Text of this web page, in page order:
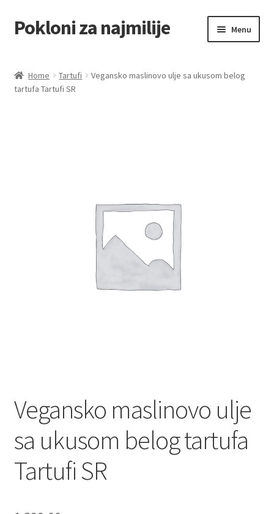
Skip
to
Skip
to
Pokloni za najmilije Menu
Akcija za dan zaljubljenih
Cveće
Delivery
Destilati
Home Tartufi
Vegansko maslinovo ulje sa ukusom belog
tartufa Tartufi SR
Vegansko maslinovo ulje
sa ukusom belog tartufa
Tartufi SR